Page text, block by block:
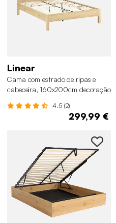
Linear
Cama com estrado de ripas e
cabeceira, 160x200cm decoração
4.5 (2)
299,99 €